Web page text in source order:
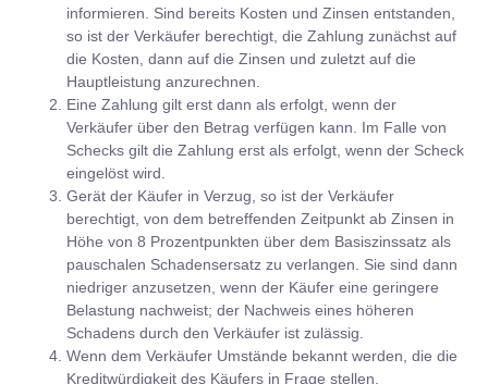
informieren. Sind bereits Kosten und Zinsen entstanden,
so ist der Verkäufer berechtigt, die Zahlung zunächst auf
die Kosten, dann auf die Zinsen und zuletzt auf die
Hauptleistung anzurechnen.
Eine Zahlung gilt erst dann als erfolgt, wenn der
Verkäufer über den Betrag verfügen kann. Im Falle von
Schecks gilt die Zahlung erst als erfolgt, wenn der Scheck
eingelöst wird.
Gerät der Käufer in Verzug, so ist der Verkäufer
berechtigt, von dem betreffenden Zeitpunkt ab Zinsen in
Höhe von 8 Prozentpunkten über dem Basiszinssatz als
pauschalen Schadensersatz zu verlangen. Sie sind dann
niedriger anzusetzen, wenn der Käufer eine geringere
Belastung nachweist; der Nachweis eines höheren
Schadens durch den Verkäufer ist zulässig.
Wenn dem Verkäufer Umstände bekannt werden, die die
Kreditwürdigkeit des Käufers in Frage stellen,